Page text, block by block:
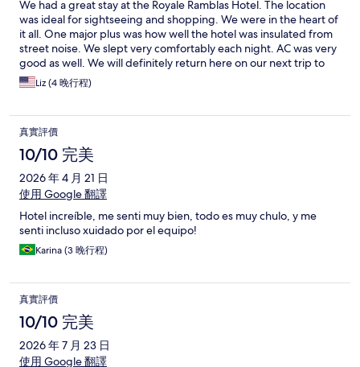
We had a great stay at the Royale Ramblas Hotel. The location
was ideal for sightseeing and shopping. We were in the heart of
it all. One major plus was how well the hotel was insulated from
street noise. We slept very comfortably each night. AC was very
good as well. We will definitely return here on our next trip to
Barcelona.
Liz (4 晚行程)
真實評價
10/10 完美
2026 年 4 月 21 日
使用 Google 翻譯
Hotel increíble, me senti muy bien, todo es muy chulo, y me
senti incluso xuidado por el equipo!
Karina (3 晚行程)
真實評價
10/10 完美
2026 年 7 月 23 日
使用 Google 翻譯